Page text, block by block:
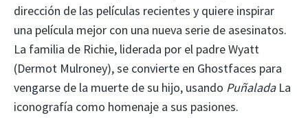
dirección de las películas recientes y quiere inspirar
una película mejor con una nueva serie de asesinatos.
La familia de Richie, liderada por el padre Wyatt
(Dermot Mulroney), se convierte en Ghostfaces para
vengarse de la muerte de su hijo, usando PuñaladaLa
iconografía como homenaje a sus pasiones.